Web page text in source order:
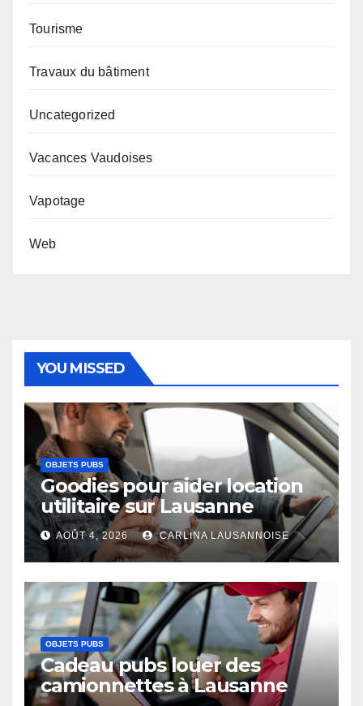
Tourisme
Travaux du bâtiment
Uncategorized
Vacances Vaudoises
Vapotage
Web
YOU MISSED
OBJETS PUBS
Goodies pour aider location
utilitaire sur Lausanne
AOÛT 4, 2026 CARLINA LAUSANNOISE
OBJETS PUBS
Cadeau pubs louer des
camionnettes à Lausanne